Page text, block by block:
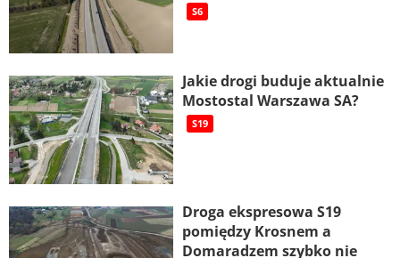
S6
Jakie drogi buduje aktualnie
Mostostal Warszawa SA?
S19
Droga ekspresowa S19
pomiędzy Krosnem a
Domaradzem szybko nie